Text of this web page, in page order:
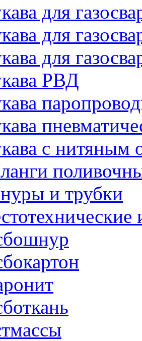
для
для
для
РВД
с нитяным
и трубки